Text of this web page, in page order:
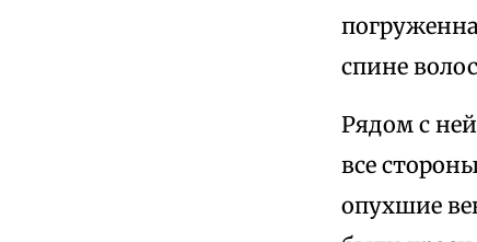
спине
Рядом с
все
опухшие